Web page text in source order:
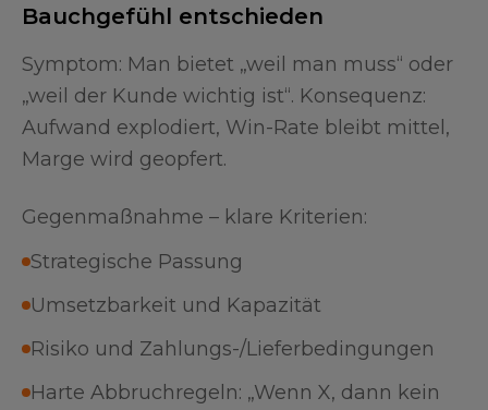
Bauchgefühl entschieden
Symptom: Man bietet „weil man muss“ oder
„weil der Kunde wichtig ist“. Konsequenz:
Aufwand explodiert, Win-Rate bleibt mittel,
Marge wird geopfert.
Gegenmaßnahme – klare Kriterien:
Strategische Passung
Umsetzbarkeit und Kapazität
Risiko und Zahlungs-/Lieferbedingungen
Harte Abbruchregeln: „Wenn X, dann kein